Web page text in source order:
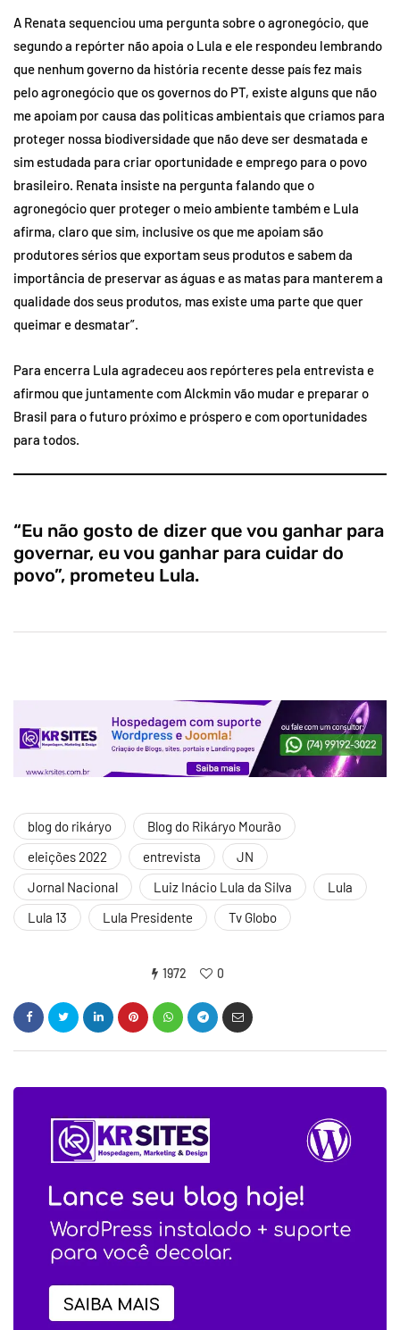
A Renata sequenciou uma pergunta sobre o agronegócio, que
segundo a repórter não apoia o Lula e ele respondeu lembrando
que nenhum governo da história recente desse país fez mais
pelo agronegócio que os governos do PT, existe alguns que não
me apoiam por causa das politicas ambientais que criamos para
proteger nossa biodiversidade que não deve ser desmatada e
sim estudada para criar oportunidade e emprego para o povo
brasileiro. Renata insiste na pergunta falando que o
agronegócio quer proteger o meio ambiente também e Lula
afirma, claro que sim, inclusive os que me apoiam são
produtores sérios que exportam seus produtos e sabem da
importância de preservar as águas e as matas para manterem a
qualidade dos seus produtos, mas existe uma parte que quer
queimar e desmatar”.
Para encerra Lula agradeceu aos repórteres pela entrevista e
afirmou que juntamente com Alckmin vão mudar e preparar o
Brasil para o futuro próximo e próspero e com oportunidades
para todos.
“Eu não gosto de dizer que vou ganhar para
governar, eu vou ganhar para cuidar do
povo”, prometeu Lula.
blog do rikáryo
Blog do Rikáryo Mourão
eleições 2022
entrevista
JN
Jornal Nacional
Luiz Inácio Lula da Silva
Lula
Lula 13
Lula Presidente Tv Globo
1972 0